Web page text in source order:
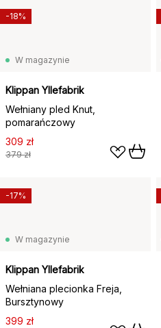
W magazynie
Klippan Yllefabrik
Wełniany pled Knut,
pomarańczowy
309 zł
379 zł
-18%
W magazynie
Klippan Yllefabrik
Wełniana plecionka Freja,
Bursztynowy
399 zł
-17%